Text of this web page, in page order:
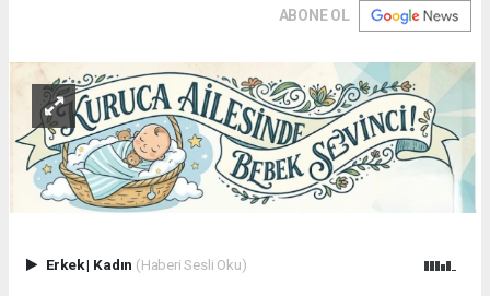
ABONE OL
Erkek| Kadın (Haberi Sesli Oku)